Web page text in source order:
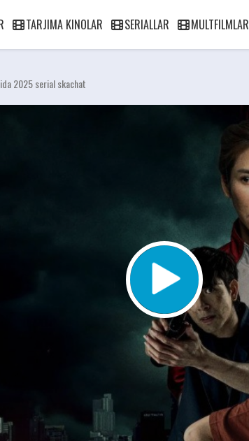
TARJIMA KINOLAR SERIALLAR MULTFILMLAR
2025 serial skachat